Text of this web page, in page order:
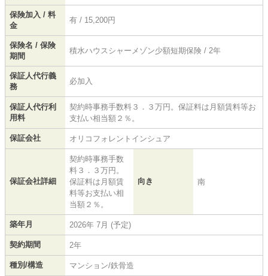
保険加入 / 料
金
有 / 15,200円
保険名 / 保険
期間
積水ハウスシャーメゾン少額短期保険 / 2年
保証人代行義
務
必加入
保証人代行利
用料
契約時事務手数料３．３万円。保証料は月額賃料等お
支払い相当額２％。
保証会社 オリコフォレントインシュア
保証会社詳細
契約時事務手数
料３．３万円。
保証料は月額賃
料等お支払い相
当額２％。
向き 南
築年月 2026年 7月 (予定)
契約期間 2年
種別/構造 マンション/鉄骨造